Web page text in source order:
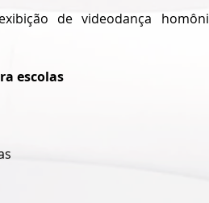
de videodança
escolas